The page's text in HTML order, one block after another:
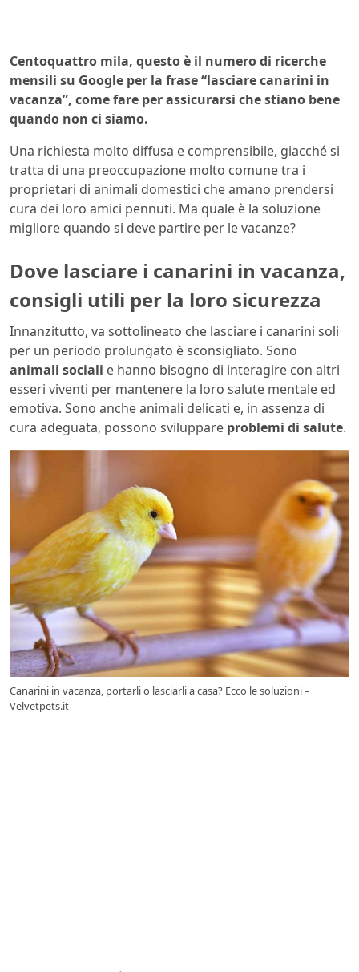
Centoquattro mila, questo è il numero di ricerche
mensili su Google per la frase “lasciare canarini in
vacanza”, come fare per assicurarsi che stiano bene
quando non ci siamo.
Una richiesta molto diffusa e comprensibile, giacché si
tratta di una preoccupazione molto comune tra i
proprietari di animali domestici che amano prendersi
cura dei loro amici pennuti. Ma quale è la soluzione
migliore quando si deve partire per le vacanze?
Dove lasciare i canarini in vacanza,
consigli utili per la loro sicurezza
Innanzitutto, va sottolineato che lasciare i canarini soli
per un periodo prolungato è sconsigliato. Sono
animali sociali e hanno bisogno di interagire con altri
esseri viventi per mantenere la loro salute mentale ed
emotiva. Sono anche animali delicati e, in assenza di
cura adeguata, possono sviluppare problemi di salute.
Canarini in vacanza, portarli o lasciarli a casa? Ecco le soluzioni –
Velvetpets.it